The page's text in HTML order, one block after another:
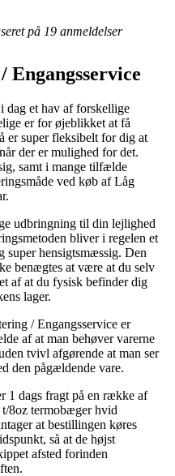
på 19 anmeldelser
Engangsservice
dag et hav af forskellige
er for øjeblikket at få
er super fleksibelt for dig at
der er mulighed for det.
samt i mange tilfælde
ved køb af Låg
udbringning til din lejlighed
bliver i regelen et
super hensigtsmæssig. Den
benægtes at være at du selv
af at du fysisk befinder dig
lager.
/ Engangsservice er
af at man behøver varerne
tvivl afgørende at man ser
den pågældende vare.
1 dags fragt på en række af
t/8oz termobæger hvid
at bestillingen køres
så at de højst
afsted forinden